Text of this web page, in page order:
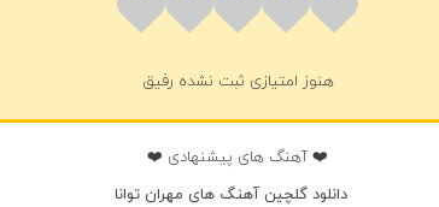
هنوز امتیازی ثبت نشده رفیق
❤️ آهنگ های پیشنهادی ❤️
دانلود گلچین آهنگ های مهران توانا